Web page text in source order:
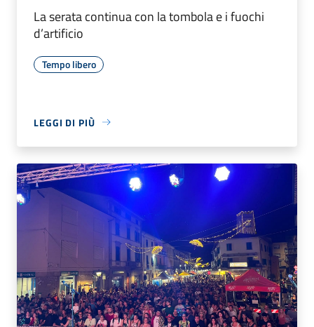
La serata continua con la tombola e i fuochi
d’artificio
Tempo libero
LEGGI DI PIÙ